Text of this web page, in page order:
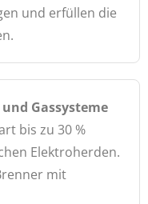
und erfüllen die
Gassysteme
bis zu 30 %
Elektroherden.
mit